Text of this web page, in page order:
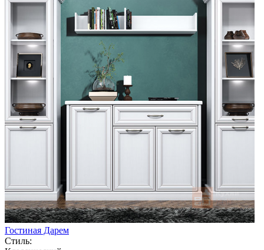
Гостиная Дарем
Стиль: